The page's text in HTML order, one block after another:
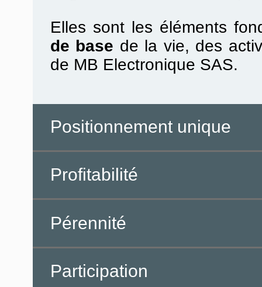
Elles sont les éléments
de base de la vie, des
de MB Electronique SAS.
Positionnement unique
Profitabilité
Pérennité
Participation